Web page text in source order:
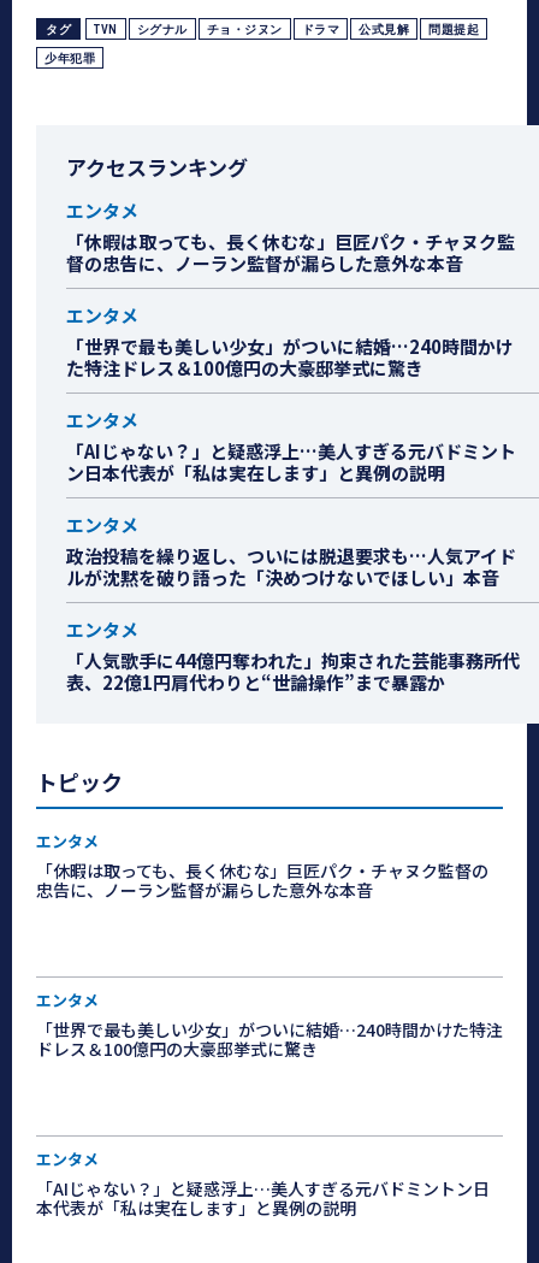
タグ TVN シグナル チョ・ジヌン ドラマ 公式見解 問題提起
少年犯罪
アクセスランキング
エンタメ
「休暇は取っても、長く休むな」巨匠パク・チャヌク監
督の忠告に、ノーラン監督が漏らした意外な本音
エンタメ
「世界で最も美しい少女」がついに結婚…240時間かけ
た特注ドレス＆100億円の大豪邸挙式に驚き
エンタメ
「AIじゃない？」と疑惑浮上…美人すぎる元バドミント
ン日本代表が「私は実在します」と異例の説明
エンタメ
政治投稿を繰り返し、ついには脱退要求も…人気アイド
ルが沈黙を破り語った「決めつけないでほしい」本音
エンタメ
「人気歌手に44億円奪われた」拘束された芸能事務所代
表、22億1円肩代わりと“世論操作”まで暴露か
トピック
エンタメ
「休暇は取っても、長く休むな」巨匠パク・チャヌク監督の
忠告に、ノーラン監督が漏らした意外な本音
エンタメ
「世界で最も美しい少女」がついに結婚…240時間かけた特注
ドレス＆100億円の大豪邸挙式に驚き
エンタメ
「AIじゃない？」と疑惑浮上…美人すぎる元バドミントン日
本代表が「私は実在します」と異例の説明